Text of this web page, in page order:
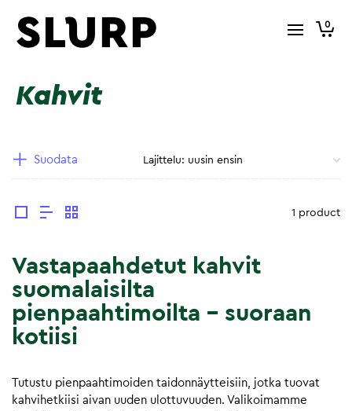
0
Kahvit
Suodata
1 product
Vastapaahdetut kahvit
suomalaisilta
pienpaahtimoilta – suoraan
kotiisi
Tutustu pienpaahtimoiden taidonnäytteisiin, jotka tuovat
kahvihetkiisi aivan uuden ulottuvuuden. Valikoimamme